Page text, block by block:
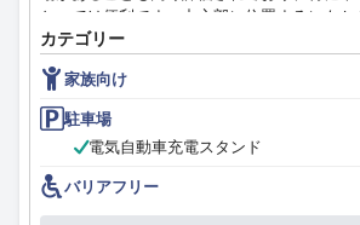
全体として、ホテル ラ ファヴォリータは、
れた食事の組み合わせを提供しており、さま
者、特にアクセスのしやすさとモダンな宿
者にとって実用的な選択肢となっています。
とっては便利です。中心部に位置するにも
くほど静かで、穏やかな滞在を保証します。
ホテルの清潔さは一貫して高く評価されて
アの両方が高い水準で維持されています。
された客室や、広いバスルーム、十分な収納
す。庭や中庭に面した客室は、より静かに過
代を感じさせるものからモダンなものまで
清潔さとメンテナンスは高く評価されていま
カテゴリー
家族向け
駐車場
電気自動車充電スタンド
バリアフリー